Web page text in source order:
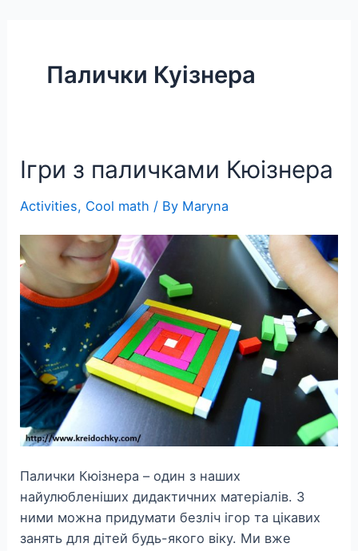
Палички Куізнера
Ігри з паличками Кюізнера
Activities, Cool math / By Maryna
Палички Кюізнера – один з наших
найулюбленіших дидактичних матеріалів. З
ними можна придумати безліч ігор та цікавих
занять для дітей будь-якого віку. Ми вже